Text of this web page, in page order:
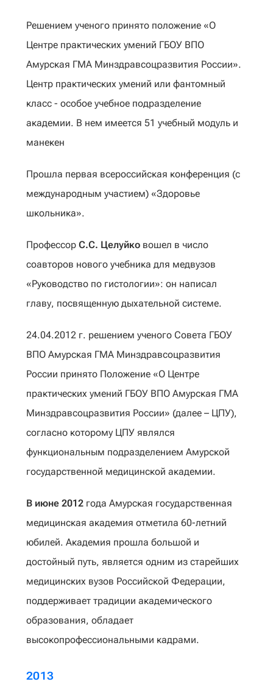
Решением ученого принято положение «О
Центре практических умений ГБОУ ВПО
Амурская ГМА Минздравсоцразвития России».
Центр практических умений или фантомный
класс - особое учебное подразделение
академии. В нем имеется 51 учебный модуль и
манекен
Прошла первая всероссийская конференция (с
международным участием) «Здоровье
школьника».
Профессор С.С. Целуйко вошел в число
соавторов нового учебника для медвузов
«Руководство по гистологии»: он написал
главу, посвященную дыхательной системе.
24.04.2012 г. решением ученого Совета ГБОУ
ВПО Амурская ГМА Минздравсоцразвития
России принято Положение «О Центре
практических умений ГБОУ ВПО Амурская ГМА
Минздравсоцразвития России» (далее – ЦПУ),
согласно которому ЦПУ являлся
функциональным подразделением Амурской
государственной медицинской академии.
В июне 2012 года Амурская государственная
медицинская академия отметила 60-летний
юбилей. Академия прошла большой и
достойный путь, является одним из старейших
медицинских вузов Российской Федерации,
поддерживает традиции академического
образования, обладает
высокопрофессиональными кадрами.
2013